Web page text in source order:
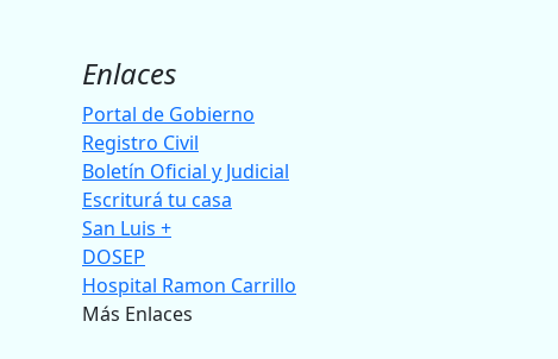
Enlaces
Portal de Gobierno
Registro Civil
Boletín Oficial y Judicial
Escriturá tu casa
San Luis +
DOSEP
Hospital Ramon Carrillo
Más Enlaces